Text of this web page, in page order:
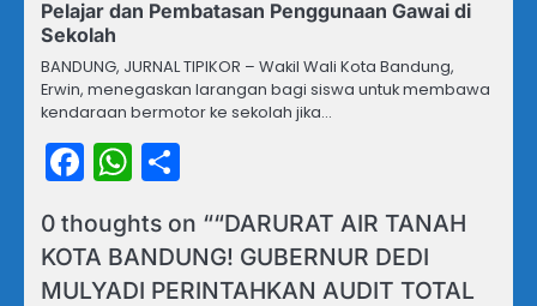
Pelajar dan Pembatasan Penggunaan Gawai di
Sekolah
BANDUNG, JURNAL TIPIKOR – Wakil Wali Kota Bandung,
Erwin, menegaskan larangan bagi siswa untuk membawa
kendaraan bermotor ke sekolah jika…
Facebook
WhatsApp
0 thoughts on ““DARURAT AIR TANAH
KOTA BANDUNG! GUBERNUR DEDI
MULYADI PERINTAHKAN AUDIT TOTAL